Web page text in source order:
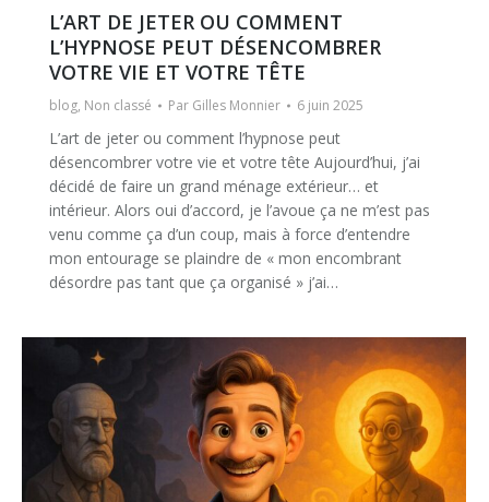
L’ART DE JETER OU COMMENT
L’HYPNOSE PEUT DÉSENCOMBRER
VOTRE VIE ET VOTRE TÊTE
blog, Non classé Par Gilles Monnier 6 juin 2025
L’art de jeter ou comment l’hypnose peut
désencombrer votre vie et votre tête Aujourd’hui, j’ai
décidé de faire un grand ménage extérieur… et
intérieur. Alors oui d’accord, je l’avoue ça ne m’est pas
venu comme ça d’un coup, mais à force d’entendre
mon entourage se plaindre de « mon encombrant
désordre pas tant que ça organisé » j’ai…